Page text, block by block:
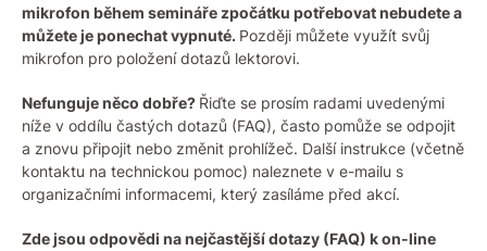
mikrofon během semináře zpočátku potřebovat nebudete a
můžete je ponechat vypnuté. Později můžete využít svůj
mikrofon pro položení dotazů lektorovi.
Nefunguje něco dobře? Řiďte se prosím radami uvedenými
níže v oddílu častých dotazů (FAQ), často pomůže se odpojit
a znovu připojit nebo změnit prohlížeč. Další instrukce (včetně
kontaktu na technickou pomoc) naleznete v e-mailu s
organizačními informacemi, který zasíláme před akcí.
Zde jsou odpovědi na nejčastější dotazy (FAQ) k on-line